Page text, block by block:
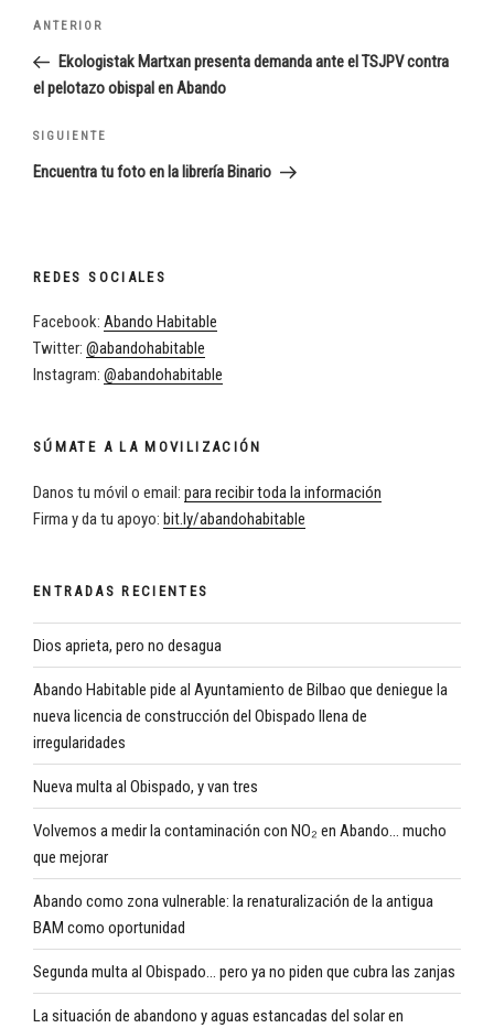
Navegación
entradas
Entrada
anterior:
ANTERIOR
Ekologistak Martxan presenta demanda ante el TSJPV contra
el pelotazo obispal en Abando
Siguiente
entrada
SIGUIENTE
Encuentra tu foto en la librería Binario
REDES SOCIALES
Facebook: Abando Habitable
Twitter: @abandohabitable
Instagram: @abandohabitable
SÚMATE A LA MOVILIZACIÓN
Danos tu móvil o email: para recibir toda la información
Firma y da tu apoyo: bit.ly/abandohabitable
ENTRADAS RECIENTES
Dios aprieta, pero no desagua
Abando Habitable pide al Ayuntamiento de Bilbao que deniegue la
nueva licencia de construcción del Obispado llena de
irregularidades
Nueva multa al Obispado, y van tres
Volvemos a medir la contaminación con NO₂ en Abando… mucho
que mejorar
Abando como zona vulnerable: la renaturalización de la antigua
BAM como oportunidad
Segunda multa al Obispado… pero ya no piden que cubra las zanjas
La situación de abandono y aguas estancadas del solar en